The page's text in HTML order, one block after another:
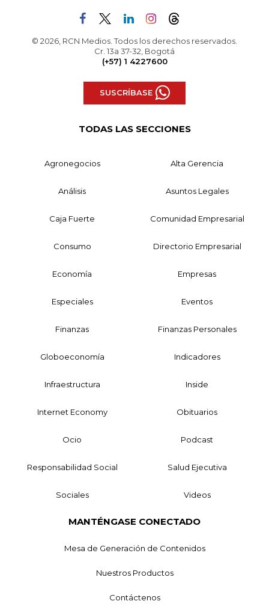
© 2026, RCN Medios. Todos los derechos reservados.
Cr. 13a 37-32, Bogotá
(+57) 1 4227600
SUSCRÍBASE
TODAS LAS SECCIONES
Agronegocios Alta Gerencia
Análisis Asuntos Legales
Caja Fuerte Comunidad Empresarial
Consumo Directorio Empresarial
Economía Empresas
Especiales Eventos
Finanzas Finanzas Personales
Globoeconomía Indicadores
Infraestructura Inside
Internet Economy Obituarios
Ocio Podcast
Responsabilidad Social Salud Ejecutiva
Sociales Videos
MANTÉNGASE CONECTADO
Mesa de Generación de Contenidos
Nuestros Productos
Contáctenos